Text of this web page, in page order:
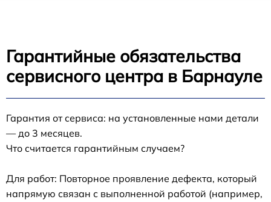
Гарантийные обязательства
сервисного центра в Барнауле
Гарантия от сервиса: на установленные нами детали
— до 3 месяцев.
Что считается гарантийным случаем?
Для работ: Повторное проявление дефекта, который
напрямую связан с выполненной работой (например,